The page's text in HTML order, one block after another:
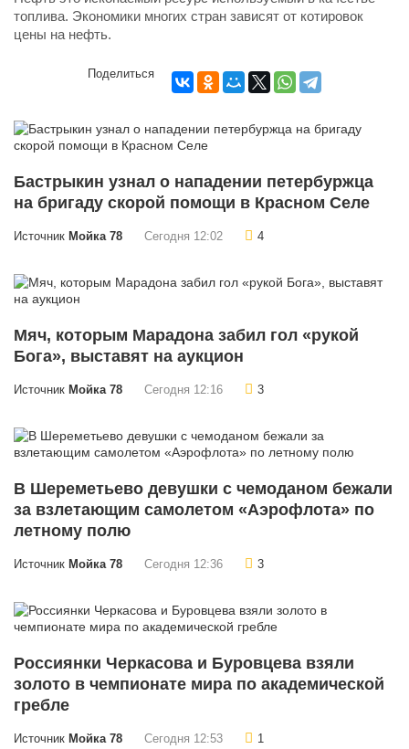
топлива. Экономики многих стран зависят от котировок
цены на нефть.
Поделиться
Бастрыкин узнал о нападении петербуржца
на бригаду скорой помощи в Красном Селе
Источник Мойка 78 Сегодня 12:02 4
Мяч, которым Марадона забил гол «рукой
Бога», выставят на аукцион
Источник Мойка 78 Сегодня 12:16 3
В Шереметьево девушки с чемоданом бежали
за взлетающим самолетом «Аэрофлота» по
летному полю
Источник Мойка 78 Сегодня 12:36 3
Россиянки Черкасова и Буровцева взяли
золото в чемпионате мира по академической
гребле
Источник Мойка 78 Сегодня 12:53 1